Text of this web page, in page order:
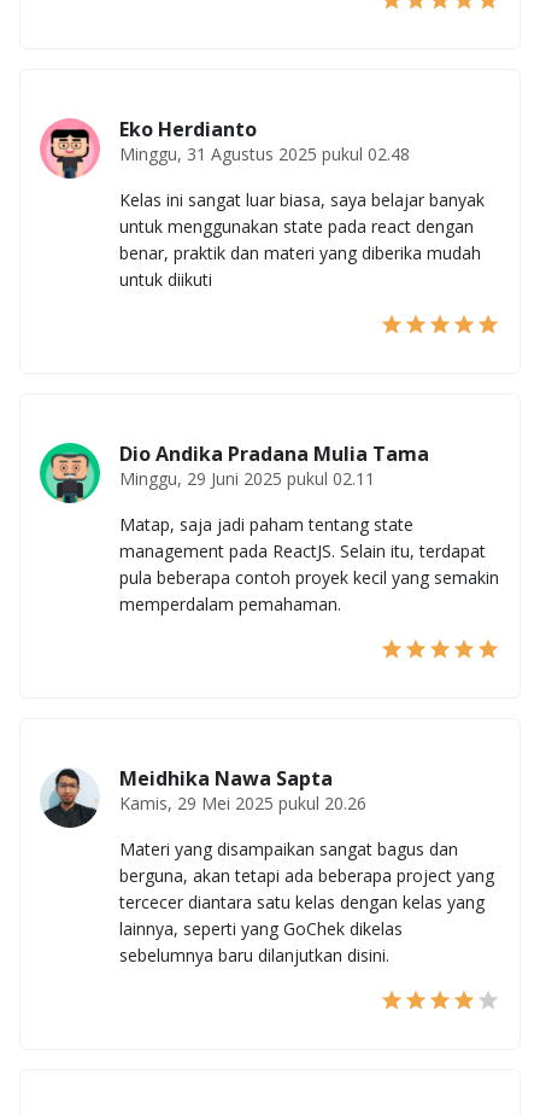
Eko Herdianto
Minggu, 31 Agustus 2025 pukul 02.48
Kelas ini sangat luar biasa, saya belajar banyak
untuk menggunakan state pada react dengan
benar, praktik dan materi yang diberika mudah
untuk diikuti
Dio Andika Pradana Mulia Tama
Minggu, 29 Juni 2025 pukul 02.11
Matap, saja jadi paham tentang state
management pada ReactJS. Selain itu, terdapat
pula beberapa contoh proyek kecil yang semakin
memperdalam pemahaman.
Meidhika Nawa Sapta
Kamis, 29 Mei 2025 pukul 20.26
Materi yang disampaikan sangat bagus dan
berguna, akan tetapi ada beberapa project yang
tercecer diantara satu kelas dengan kelas yang
lainnya, seperti yang GoChek dikelas
sebelumnya baru dilanjutkan disini.